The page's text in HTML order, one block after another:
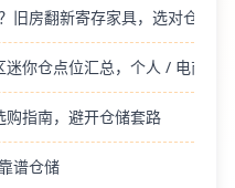
旧房翻新寄存家具，选对仓库
你仓点位汇总，个人 / 电商 /
指南，避开仓储套路
谱仓储